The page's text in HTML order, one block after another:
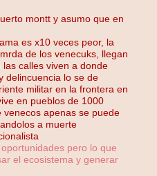
montt y asumo que en
es x10 veces peor, la
de los venecuks, llegan
calles viven a donde
delincuencia lo se de
militar en la frontera en
en pueblos de 1000
apenas se puede
a muerte
pero lo que
el ecosistema y generar